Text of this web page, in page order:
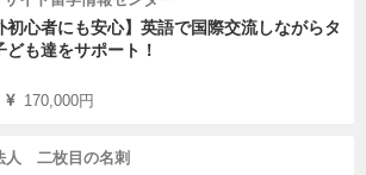
初心者にも安心】英語で国際交流しながらタ
ども達をサポート！
170,000円
人 二枚目の名刺